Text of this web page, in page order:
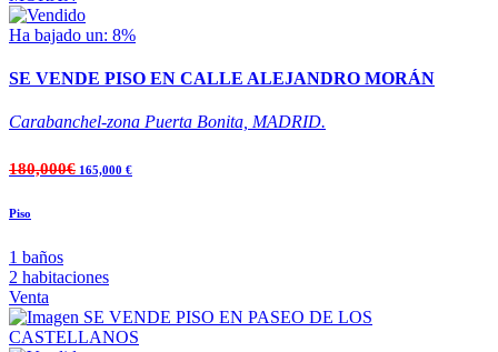
Ha bajado un: 8%
SE VENDE PISO EN CALLE ALEJANDRO MORÁN
Carabanchel-zona Puerta Bonita, MADRID.
180,000€ 165,000 €
Piso
1 baños
2 habitaciones
Venta